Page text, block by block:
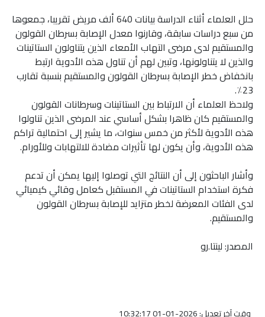
حلل العلماء أثناء الدراسة بيانات 640 ألف مريض تقريبا، جمعوها
من سبع دراسات سابقة، وقارنوا معدل الإصابة بسرطان القولون
والمستقيم لدى مرضى التهاب الأمعاء الذين يتناولون الستاتينات
والذين لا يتناولونها، وتبين لهم أن تناول هذه الأدوية ارتبط
بانخفاض خطر الإصابة بسرطان القولون والمستقيم بنسبة تقارب
23٪.
ولاحظ العلماء أن الارتباط بين الستاتينات وسرطانات القولون
والمستقيم كان ظاهرا بشكل أساسي عند المرضى الذين تناولوا
هذه الأدوية لأكثر من خمس سنوات، ما يشير إلى احتمالية تراكم
هذه الأدوية، وأن يكون لها تأثيرات مضادة للالتهابات وللأورام.
وأشار الباحثون إلى أن النتائج التي توصلوا إليها يمكن أن تدعم
فكرة استخدام الستاتينات في المستقبل كعامل وقائي كيميائي
لدى الفئات المعرضة لخطر متزايد للإصابة بسرطان القولون
والمستقيم.
المصدر: لينتا.رو
وقت آخر تعديل: 2026-01-01 10:32:17